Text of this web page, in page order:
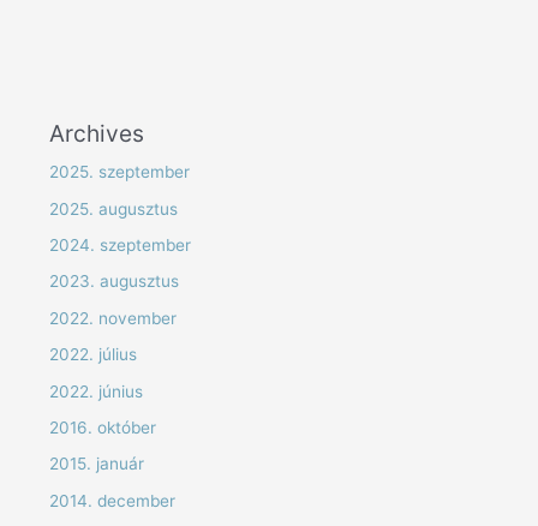
Archives
2025. szeptember
2025. augusztus
2024. szeptember
2023. augusztus
2022. november
2022. július
2022. június
2016. október
2015. január
2014. december